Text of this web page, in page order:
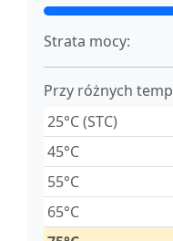
Strata mocy:
Przy różnych
25°C (STC)
45°C
55°C
65°C